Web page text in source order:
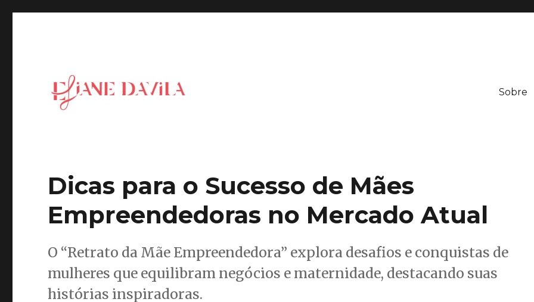
Sobre
Dicas para o Sucesso de Mães
Empreendedoras no Mercado Atual
O “Retrato da Mãe Empreendedora” explora desafios e conquistas de
mulheres que equilibram negócios e maternidade, destacando suas
histórias inspiradoras.